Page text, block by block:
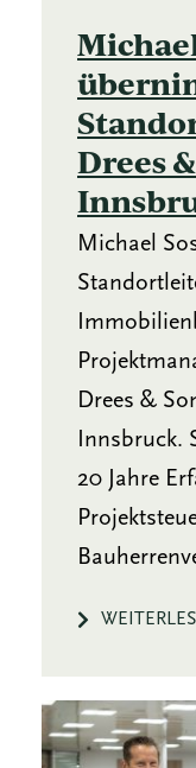
Drees
Michael
Drees &
Innsbruck.
20 Jahre